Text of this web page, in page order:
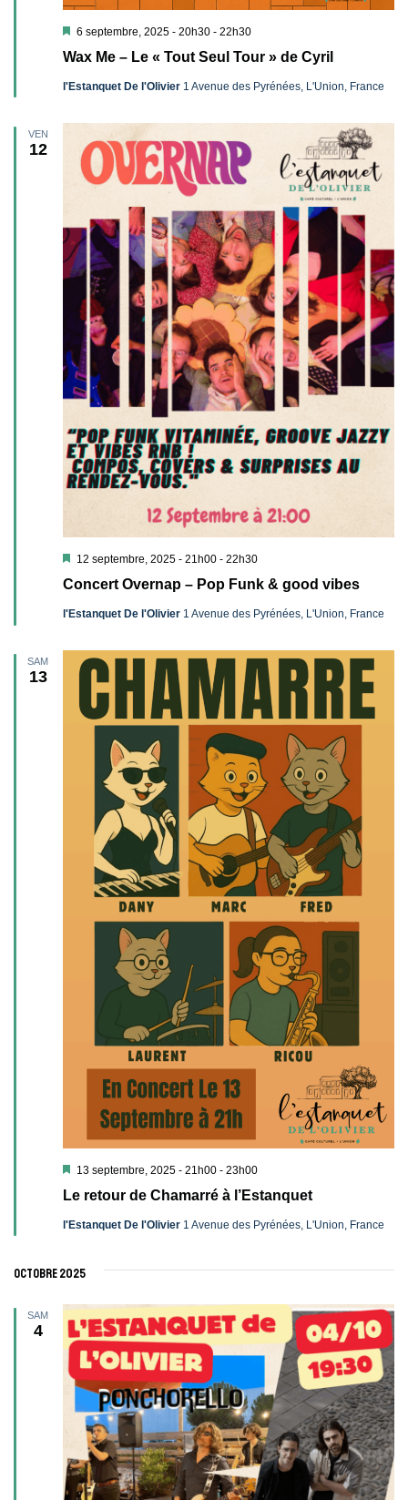
Wax Me – Le « Tout Seul Tour » de Cyril
Mis
avant
6 septembre, 2025 - 20h30- 22h30
l'Estanquet De l'Olivier 1 Avenue des Pyrénées, L'Union, France
VEN
12
Concert Overnap – Pop Funk & good vibes
Mis
avant
12 septembre, 2025 - 21h00- 22h30
l'Estanquet De l'Olivier 1 Avenue des Pyrénées, L'Union, France
SAM
13
Le retour de Chamarré à l’Estanquet
Mis
avant
13 septembre, 2025 - 21h00- 23h00
l'Estanquet De l'Olivier 1 Avenue des Pyrénées, L'Union, France
octobre 2025
SAM
4